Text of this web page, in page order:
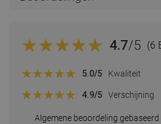
4.7/5 (6
Algemene beoordeling
5.0/5 Kwaliteit
4.9/5 Verschijning